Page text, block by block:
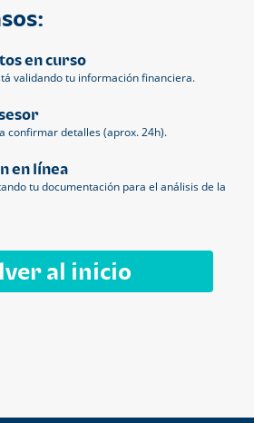
en curso
validando tu información financiera.
confirmar detalles (aprox. 24h).
en línea
tu documentación para el análisis de la
al inicio